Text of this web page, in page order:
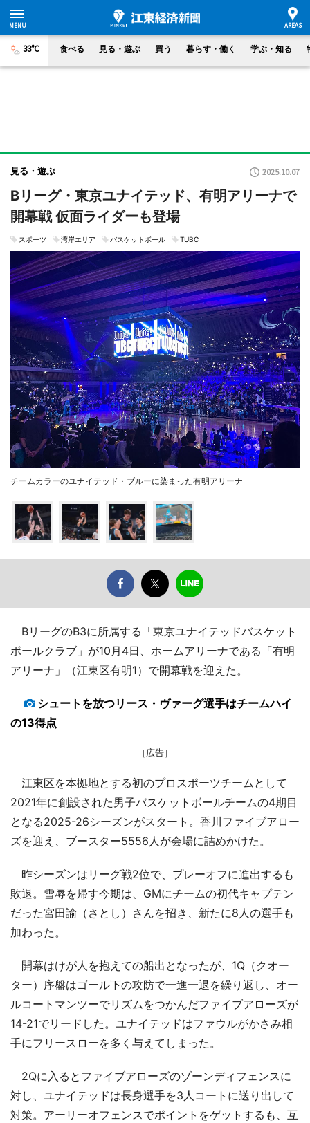
33°C 食べる 見る・遊ぶ 買う 暮らす・働く 学ぶ・知る
見る・遊ぶ 2025.10.07
Bリーグ・東京ユナイテッド、有明アリーナで
開幕戦 仮面ライダーも登場
スポーツ 湾岸エリア バスケットボール TUBC
チームカラーのユナイテッド・ブルーに染まった有明アリーナ
BリーグのB3に所属する「東京ユナイテッドバスケット
ボールクラブ」が10月4日、ホームアリーナである「有明
アリーナ」（江東区有明1）で開幕戦を迎えた。
シュートを放つリース・ヴァーグ選手はチームハイ
の13得点
［広告］
江東区を本拠地とする初のプロスポーツチームとして
2021年に創設された男子バスケットボールチームの4期目
となる2025-26シーズンがスタート。香川ファイブアロー
ズを迎え、ブースター5556人が会場に詰めかけた。
昨シーズンはリーグ戦2位で、プレーオフに進出するも
敗退。雪辱を帰す今期は、GMにチームの初代キャプテン
だった宮田諭（さとし）さんを招き、新たに8人の選手も
加わった。
開幕はけが人を抱えての船出となったが、1Q（クオー
ター）序盤はゴール下の攻防で一進一退を繰り返し、オー
ルコートマンツーでリズムをつかんだファイブアローズが
14-21でリードした。ユナイテッドはファウルがかさみ相
手にフリースローを多く与えてしまった。
2Qに入るとファイブアローズのゾーンディフェンスに
対し、ユナイテッドは長身選手を3人コートに送り出して
対策。アーリーオフェンスでポイントをゲットするも、互